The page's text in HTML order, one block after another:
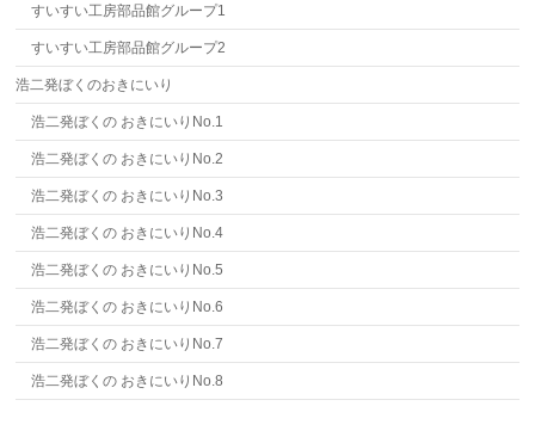
すいすい工房部品館グループ1
すいすい工房部品館グループ2
浩二発ぼくのおきにいり
浩二発ぼくの おきにいりNo.1
浩二発ぼくの おきにいりNo.2
浩二発ぼくの おきにいりNo.3
浩二発ぼくの おきにいりNo.4
浩二発ぼくの おきにいりNo.5
浩二発ぼくの おきにいりNo.6
浩二発ぼくの おきにいりNo.7
浩二発ぼくの おきにいりNo.8